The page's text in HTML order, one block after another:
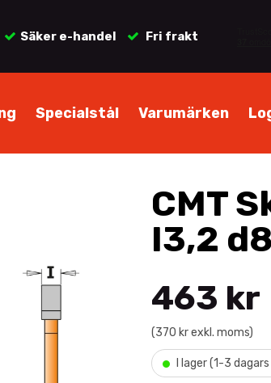
Säker e-handel Fri frakt
Specialstål Varumärken
CMT
I3,2 d8
463 kr
(370 kr exkl. moms)
• I lager (1-3